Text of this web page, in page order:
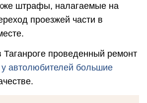
штрафы, налагаемые на
проезжей части в
проведенный ремонт
автолюбителей большие